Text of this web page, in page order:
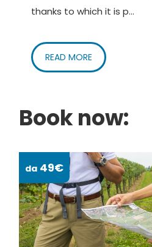
thanks to which it is p...
READ MORE
Book now:
da 49€